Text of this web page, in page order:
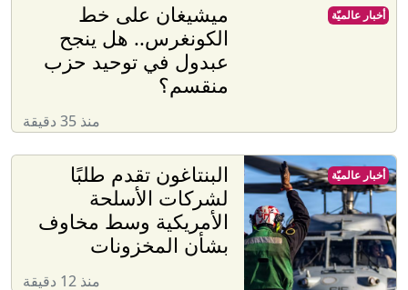
ميشيغان على خط
الكونغرس.. هل ينجح
عبدول في توحيد حزب
منقسم؟
منذ 35 دقيقة
أخبار عالميّة
البنتاغون تقدم طلبًا
لشركات الأسلحة
الأمريكية وسط مخاوف
بشأن المخزونات
منذ 12 دقيقة
أخبار عالميّة